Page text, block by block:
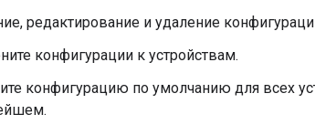
редактирование и удаление
конфигурации к устройствам.
конфигурацию по умолчанию для всех